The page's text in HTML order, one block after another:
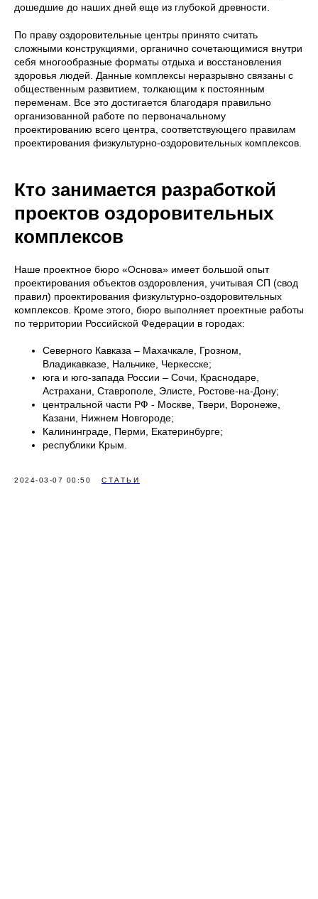
дошедшие до наших дней еще из глубокой древности.
По праву оздоровительные центры принято считать
сложными конструкциями, органично сочетающимися внутри
себя многообразные форматы отдыха и восстановления
здоровья людей. Данные комплексы неразрывно связаны с
общественным развитием, толкающим к постоянным
переменам. Все это достигается благодаря правильно
организованной работе по первоначальному
проектированию всего центра, соответствующего правилам
проектирования физкультурно-оздоровительных комплексов.
Кто занимается разработкой
проектов оздоровительных
комплексов
Наше проектное бюро «Основа» имеет большой опыт
проектирования объектов оздоровления, учитывая СП (свод
правил) проектирования физкультурно-оздоровительных
комплексов. Кроме этого, бюро выполняет проектные работы
по территории Российской Федерации в городах:
Северного Кавказа – Махачкале, Грозном,
Владикавказе, Нальчике, Черкесске;
юга и юго-запада России – Сочи, Краснодаре,
Астрахани, Ставрополе, Элисте, Ростове-на-Дону;
центральной части РФ - Москве, Твери, Воронеже,
Казани, Нижнем Новгороде;
Калининграде, Перми, Екатеринбурге;
республики Крым.
2024-03-07 00:50 СТАТЬИ